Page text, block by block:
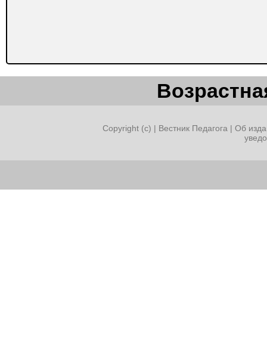
Copyright (c) | Вестник Педагога | Об